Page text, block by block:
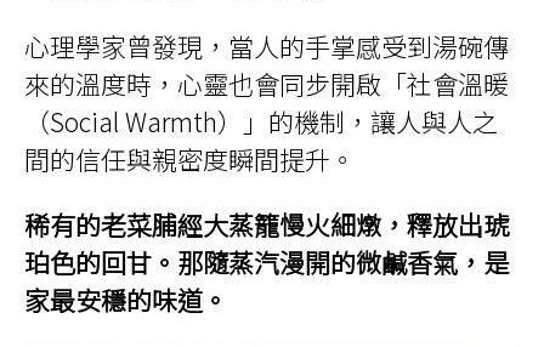
心理學家曾發現，當人的手掌感受到湯碗傳
來的溫度時，心靈也會同步開啟「社會溫暖
（Social Warmth）」的機制，讓人與人之
間的信任與親密度瞬間提升。
稀有的老菜脯經大蒸籠慢火細燉，釋放出琥
珀色的回甘。那隨蒸汽漫開的微鹹香氣，是
家最安穩的味道。